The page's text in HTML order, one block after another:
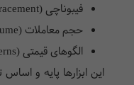
فیبوناچی (Fibonacci Retracement)
حجم معاملات (Volume)
الگوهای قیمتی (Chart Patterns)
این ابزارها پایه‌ و